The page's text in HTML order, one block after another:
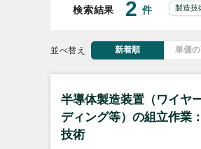
検索結果 2 件 製造技
並べ替え 新着順 単価
半導体製造装置（ワイヤ
ディング等）の組立作業
技術